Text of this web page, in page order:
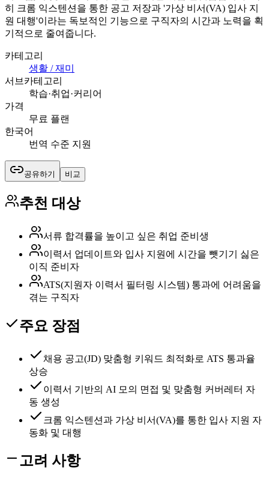
히 크롬 익스텐션을 통한 공고 저장과 '가상 비서(VA) 입사 지
원 대행'이라는 독보적인 기능으로 구직자의 시간과 노력을 획
기적으로 줄여줍니다.
카테고리
생활 / 재미
서브카테고리
학습·취업·커리어
가격
무료 플랜
한국어
번역 수준 지원
공유하기 비교
추천 대상
서류 합격률을 높이고 싶은 취업 준비생
이력서 업데이트와 입사 지원에 시간을 뺏기기 싫은
이직 준비자
ATS(지원자 이력서 필터링 시스템) 통과에 어려움을
겪는 구직자
주요 장점
채용 공고(JD) 맞춤형 키워드 최적화로 ATS 통과율
상승
이력서 기반의 AI 모의 면접 및 맞춤형 커버레터 자
동 생성
크롬 익스텐션과 가상 비서(VA)를 통한 입사 지원 자
동화 및 대행
고려 사항